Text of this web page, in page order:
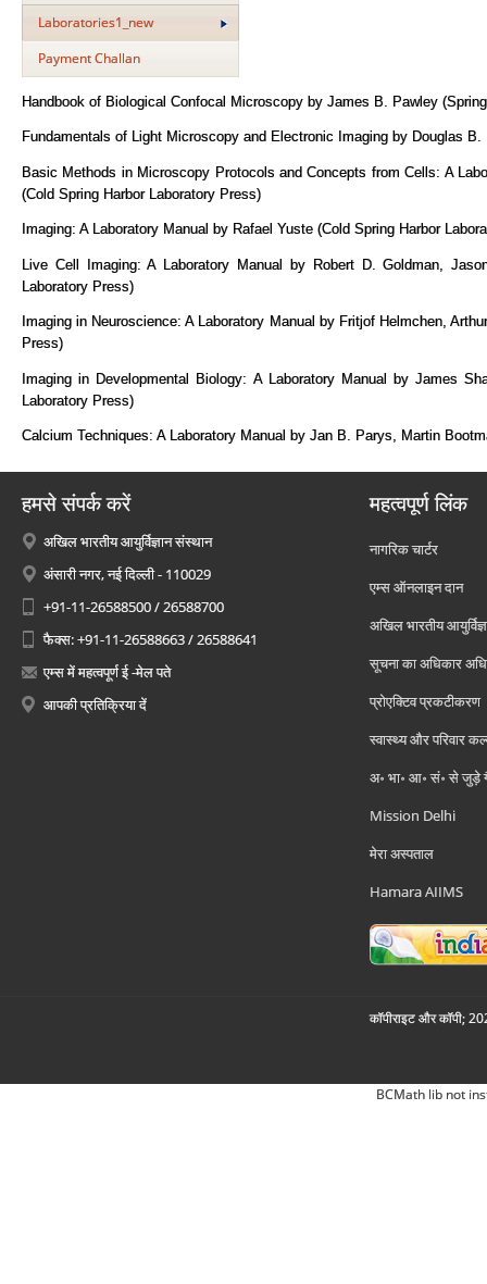
Laboratories1_new
Payment Challan
Handbook of Biological Confocal Microscopy by James B. Pawley
Fundamentals of Light Microscopy and Electronic Imaging by Douglas
Basic Methods in Microscopy Protocols and Concepts from Cells: A
(Cold Spring Harbor Laboratory Press)
Imaging: A Laboratory Manual by Rafael Yuste (Cold Spring Harbor
Live Cell Imaging: A Laboratory Manual by Robert D. Goldman,
Laboratory Press)
Imaging in Neuroscience: A Laboratory Manual by Fritjof Helmchen,
Press)
Imaging in Developmental Biology: A Laboratory Manual by James
Laboratory Press)
Calcium Techniques: A Laboratory Manual by Jan B. Parys, Martin
हमसे संपर्क करें
अखिल भारतीय आयुर्विज्ञान संस्थान
अंसारी नगर, नई दिल्ली - 110029
+91-11-26588500 / 26588700
फैक्स: +91-11-26588663 / 26588641
एम्स में महत्वपूर्ण ई -मेल पते
आपकी प्रतिक्रिया दें
महत्वपूर्ण लिंक
नागरिक चार्टर
एम्स ऑनलाइन दान
अखिल भारतीय
सूचना का अधिकार
प्रोएक्टिव प्रकटीकरण
स्वास्थ्य और परिवार
अ॰ भा॰ आ॰ सं॰ से जुड़े
Mission Delhi
मेरा अस्पताल
Hamara AIIMS
कॉपीराइट और कॉपी;
BCMath lib not